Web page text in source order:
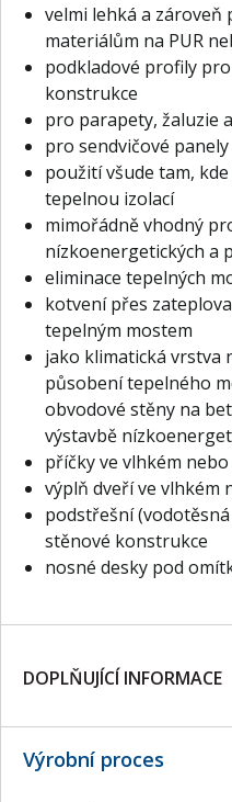
velmi lehká a zároveň
materiálům na PUR
podkladové profily
konstrukce
pro parapety, žaluzie
pro sendvičové panely
použití všude tam,
tepelnou izolací
mimořádně vhodný
nízkoenergetických a
eliminace tepelných
kotvení přes
tepelným mostem
jako klimatická vrstva
působení tepelného
obvodové stěny na
výstavbě
příčky ve vlhkém
výplň dveří ve vlhkém
podstřešní
stěnové konstrukce
nosné desky pod
DOPLŇUJÍCÍ INFORMACE
Výrobní proces